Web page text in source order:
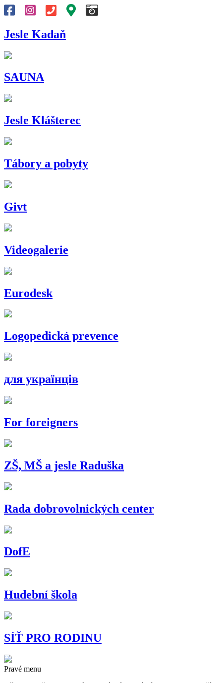
Jesle Kadaň
SAUNA
Jesle Klášterec
Tábory a pobyty
Givt
Videogalerie
Eurodesk
Logopedická prevence
для українців
For foreigners
ZŠ, MŠ a jesle Raduška
Rada dobrovolnických center
DofE
Hudební škola
SÍŤ PRO RODINU
Pravé menu